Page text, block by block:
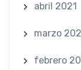
abril 2021
marzo
febrero